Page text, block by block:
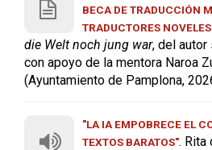
BECA DE TRADUCCIÓN
TRADUCTORES NOVELES
die Welt noch jung war, del autor
con apoyo de la mentora Naroa
(Ayuntamiento de Pamplona,
"LA IA EMPOBRECE EL
TEXTOS BARATOS". Rita